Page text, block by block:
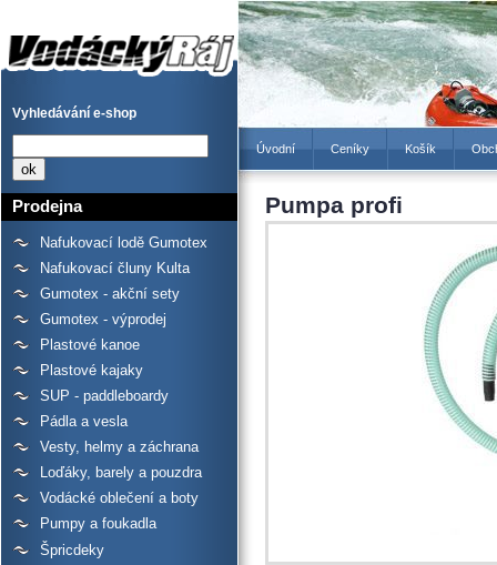
kanoí a kajaků - Vodácký
Ráj
Úvodní Ceníky Košík
Vyhledávání e-shop
Prodejna
Nafukovací lodě Gumotex
Nafukovací čluny Kulta
Gumotex - akční sety
Gumotex - výprodej
Plastové kanoe
Plastové kajaky
SUP - paddleboardy
Pádla a vesla
Vesty, helmy a záchrana
Loďáky, barely a pouzdra
Vodácké oblečení a boty
Pumpy a foukadla
Špricdeky
Pumpa profi